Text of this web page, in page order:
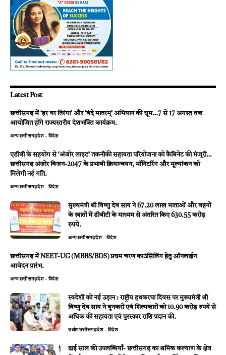
Latest Post
छत्तीसगढ़ में ‘हर घर तिरंगा’ और ‘वंदे मातरम्’ अभियान की धूम…7 से 17 अगस्त तक
आयोजित होंगे राज्यस्तरीय देशभक्ति कार्यक्रम.
अन्यछत्तीसगढ़देश - विदेश
एडीबी के सहयोग से ‘अंजोर लाइट’ तकनीकी सहायता परियोजना को कैबिनेट की मंजूरी…
छत्तीसगढ़ अंजोर विजन-2047 के प्रभावी क्रियान्वयन, मॉनिटरिंग और मूल्यांकन को
मिलेगी नई गति.
अन्यछत्तीसगढ़देश - विदेश
मुख्यमंत्री श्री विष्णु देव साय ने 67.20 लाख माताओं और बहनों
के खातों में डीबीटी के माध्यम से अंतरित किए 630.55 करोड़
रुपये.
अन्यछत्तीसगढ़देश - विदेश
छत्तीसगढ़ में NEET-UG (MBBS/BDS) प्रथम चरण काउंसिलिंग हेतु ऑनलाईन
आवेदन प्रारंभ.
अन्यछत्तीसगढ़देश - विदेश
स्वदेशी को नई उड़ान : राष्ट्रीय हथकरघा दिवस पर मुख्यमंत्री श्री
विष्णु देव साय ने बुनकरों एवं शिल्पकारों को 10.90 करोड़ रुपये से
अधिक की सहायता एवं पुरस्कार राशि प्रदान की.
उद्योगछत्तीसगढ़देश - विदेश
ढाई साल की उपलब्धियाँ- छत्तीसगढ़ का श्रमिक कल्याण के क्षेत्र